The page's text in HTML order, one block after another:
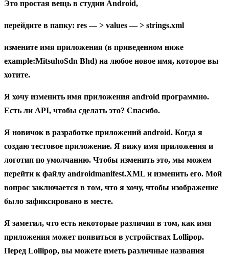
Это простая вещь в студии Android,
перейдите в папку: res — > values — > strings.xml
измените имя приложения (в приведенном ниже
example:MitsuhoSdn Bhd) на любое новое имя, которое вы
хотите.
Я хочу изменить имя приложения android программно.
Есть ли API, чтобы сделать это? Спасибо.
Я новичок в разработке приложений android. Когда я
создаю тестовое приложение. Я вижу имя приложения и
логотип по умолчанию. Чтобы изменить это, мы можем
перейти к файлу androidmanifest.XML и изменить его. Мой
вопрос заключается в том, что я хочу, чтобы изображение
было зафиксировано в месте.
Я заметил, что есть некоторые различия в том, как имя
приложения может появиться в устройствах Lollipop.
Перед Lollipop, вы можете иметь различные названия